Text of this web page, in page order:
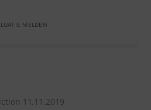
MELDEN
11.11.2019